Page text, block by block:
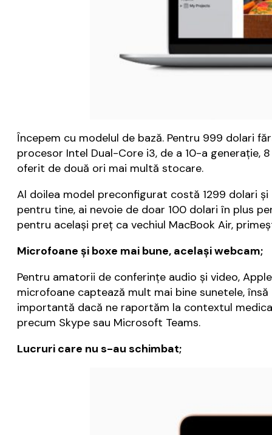
Începem cu modelul de bază. Pentru 999 dolari
procesor Intel Dual-Core i3, de a 10-a generație,
oferit de două ori mai multă stocare.
Al doilea model preconfigurat costă 1299 dolari
pentru tine, ai nevoie de doar 100 dolari în plus
pentru același preț ca vechiul MacBook Air,
Microfoane și boxe mai bune, același webcam;
Pentru amatorii de conferințe audio și video,
microfoane captează mult mai bine sunetele,
importantă dacă ne raportăm la contextul
precum Skype sau Microsoft Teams.
Lucruri care nu s-au schimbat;